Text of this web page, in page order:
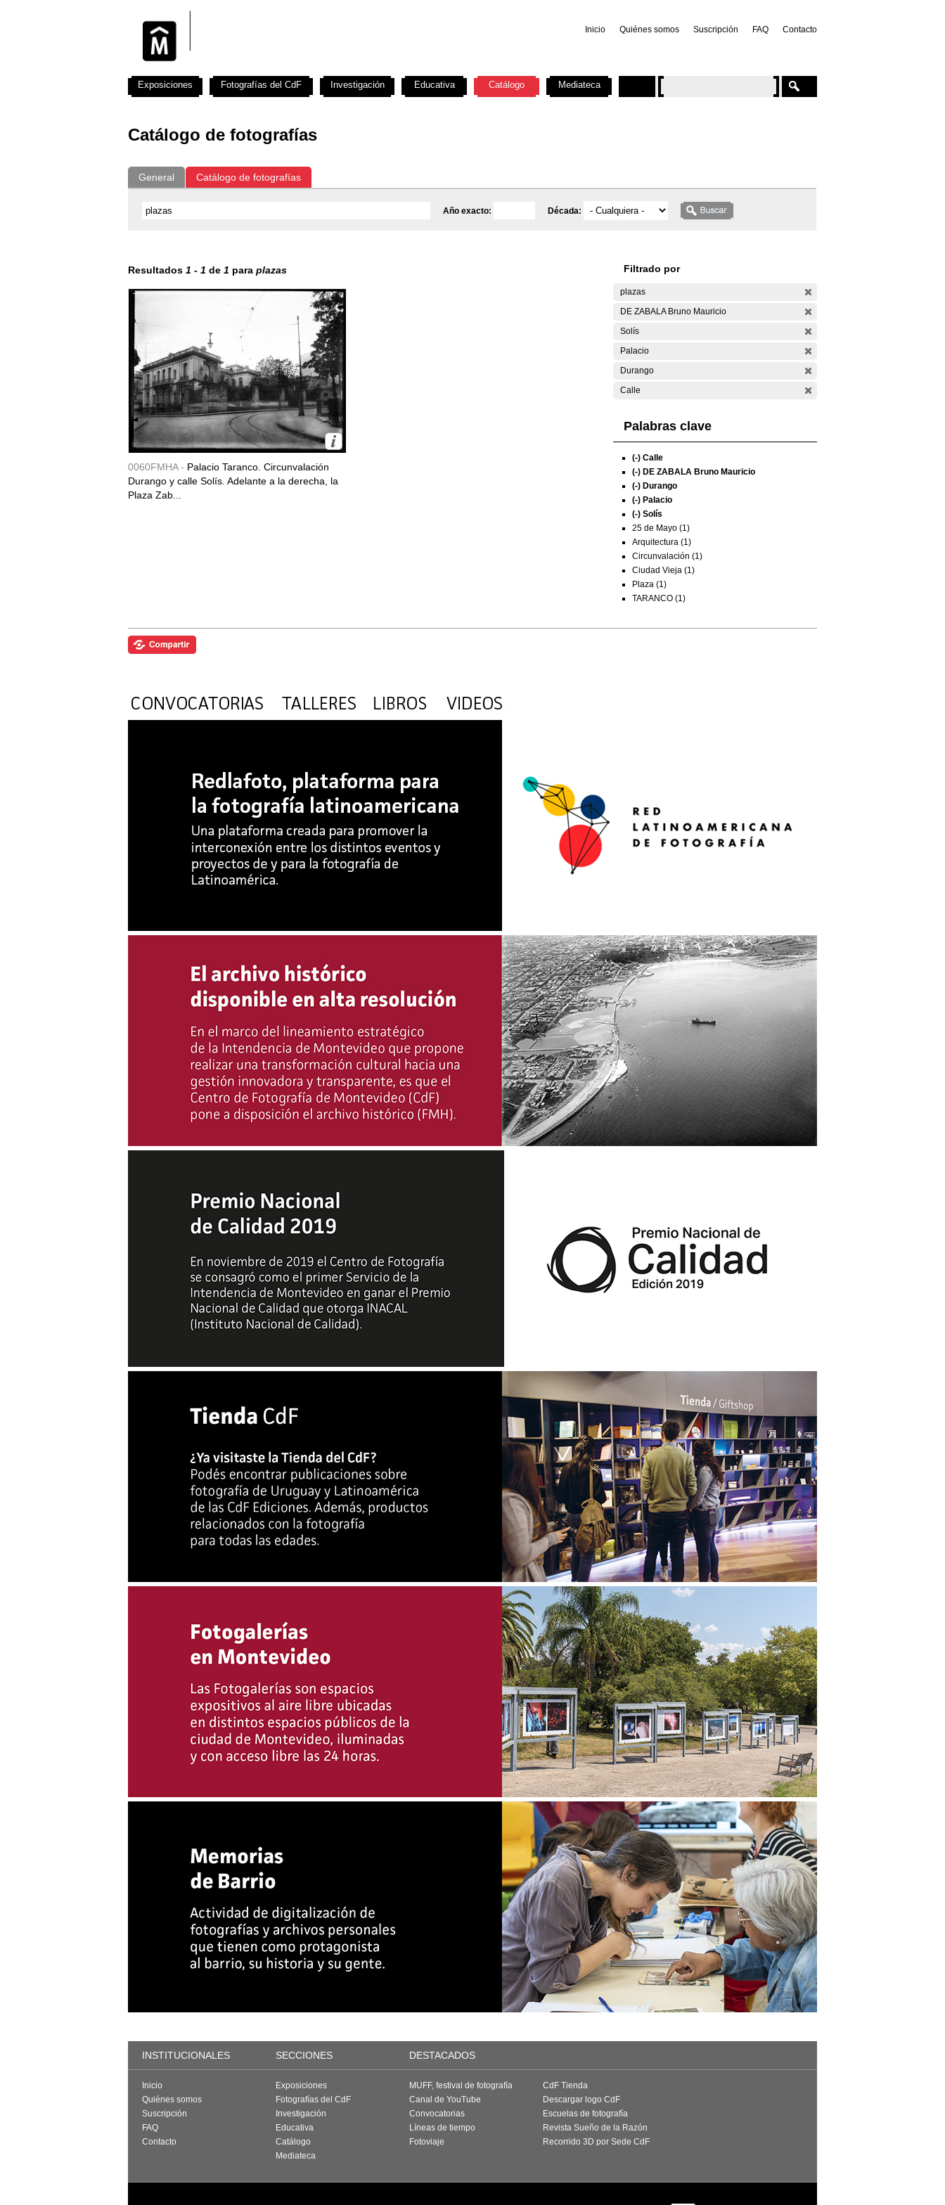
Inicio Quiénes somos Suscripción FAQ Contacto
Catálogo de fotografías
General Catálogo de fotografías
Año exacto: Década:
Resultados 1 - 1 de 1 para plazas
0060FMHA - Palacio Taranco. Circunvalación
Durango y calle Solís. Adelante a la derecha, la
Plaza Zab...
Filtrado por
plazas
DE ZABALA Bruno Mauricio
Solís
Palacio
Durango
Calle
Palabras clave
(-) Calle
(-) DE ZABALA Bruno Mauricio
(-) Durango
(-) Palacio
(-) Solís
25 de Mayo (1)
Arquitectura (1)
Circunvalación (1)
Ciudad Vieja (1)
Plaza (1)
TARANCO (1)
Exposiciones Fotografías del CdF Investigación Educativa Catálogo Mediateca
INSTITUCIONALES SECCIONES DESTACADOS
Inicio
Quiénes somos
Suscripción
FAQ
Contacto
Exposiciones
Fotografías del CdF
Investigación
Educativa
Catálogo
Mediateca
MUFF, festival de fotografía
Canal de YouTube
Convocatorias
Líneas de tiempo
Fotoviaje
CdF Tienda
Descargar logo CdF
Escuelas de fotografía
Revista Sueño de la Razón
Recorrido 3D por Sede CdF